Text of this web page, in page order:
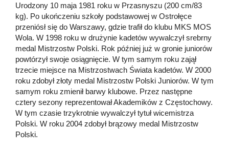
Urodzony 10 maja 1981 roku w Przasnyszu (200 cm/83
kg). Po ukończeniu szkoły podstawowej w Ostrołęce
przeniósł się do Warszawy, gdzie trafił do klubu MKS MOS
Wola. W 1998 roku w drużynie kadetów wywalczył srebrny
medal Mistrzostw Polski. Rok później już w gronie juniorów
powtórzył swoje osiągnięcie. W tym samym roku zajął
trzecie miejsce na Mistrzostwach Świata kadetów. W 2000
roku zdobył złoty medal Mistrzostw Polski Juniorów. W tym
samym roku zmienił barwy klubowe. Przez następne
cztery sezony reprezentował Akademików z Częstochowy.
W tym czasie trzykrotnie wywalczył tytuł wicemistrza
Polski. W roku 2004 zdobył brązowy medal Mistrzostw
Polski.